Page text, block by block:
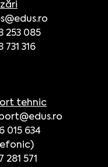
253 085
731 316
tehnic
015 634
281 571